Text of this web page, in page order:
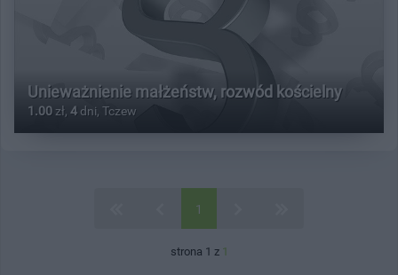
Unieważnienie małżeństw, rozwód kościelny
1.00 zł, 4 dni, Tczew
1
strona 1 z 1